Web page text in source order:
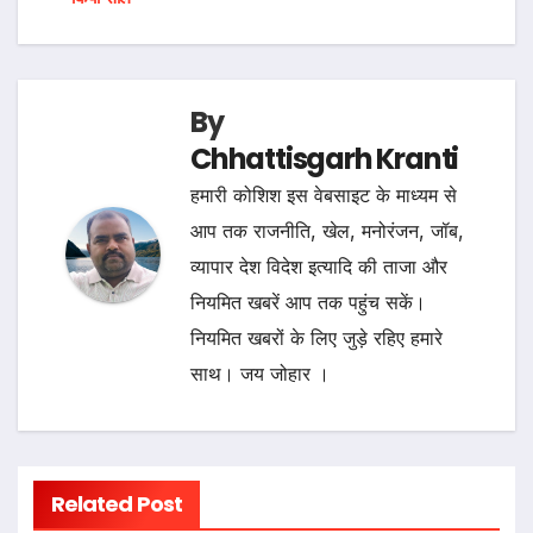
navigation
By
Chhattisgarh Kranti
हमारी कोशिश इस वेबसाइट के माध्यम से
आप तक राजनीति, खेल, मनोरंजन, जॉब,
व्यापार देश विदेश इत्यादि की ताजा और
नियमित खबरें आप तक पहुंच सकें।
नियमित खबरों के लिए जुड़े रहिए हमारे
साथ। जय जोहार ।
Related Post